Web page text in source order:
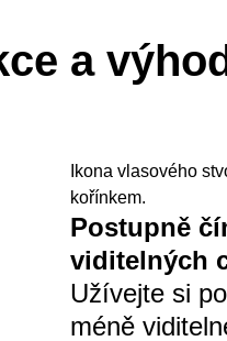
a
Ikona vlasového
kořínkem.
Postupně
viditelných
Užívejte si
méně